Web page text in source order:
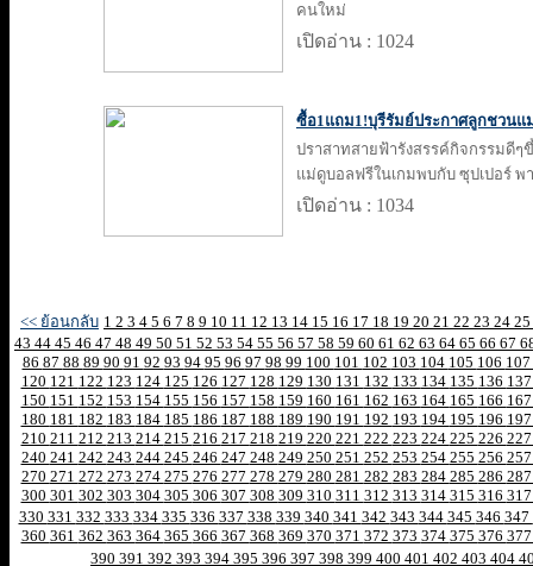
คนใหม่
เปิดอ่าน : 1024
ซื้อ1แถม1!บุรีรัมย์ประกาศลูกชวนแ
ปราสาทสายฟ้ารังสรรค์กิจกรรมดี
แม่ดูบอลฟรีในเกมพบกับ ซุปเปอร์ พา
เปิดอ่าน : 1034
<< ย้อนกลับ 1 2 3 4 5 6 7 8 9 10 11 12 13 14 15 16 17 18 19 20 21 22 23 24 25
43 44 45 46 47 48 49 50 51 52 53 54 55 56 57 58 59 60 61 62 63 64 65 66 67
86 87 88 89 90 91 92 93 94 95 96 97 98 99 100 101 102 103 104 105 106 107
120 121 122 123 124 125 126 127 128 129 130 131 132 133 134 135 136
150 151 152 153 154 155 156 157 158 159 160 161 162 163 164 165 166
180 181 182 183 184 185 186 187 188 189 190 191 192 193 194 195 196
210 211 212 213 214 215 216 217 218 219 220 221 222 223 224 225 226
240 241 242 243 244 245 246 247 248 249 250 251 252 253 254 255 256
270 271 272 273 274 275 276 277 278 279 280 281 282 283 284 285 286
300 301 302 303 304 305 306 307 308 309 310 311 312 313 314 315 316
330 331 332 333 334 335 336 337 338 339 340 341 342 343 344 345 346 347
360 361 362 363 364 365 366 367 368 369 370 371 372 373 374 375 376
390 391 392 393 394 395 396 397 398 399 400 401 402 403 404